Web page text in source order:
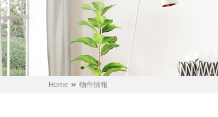
Home 物件情報